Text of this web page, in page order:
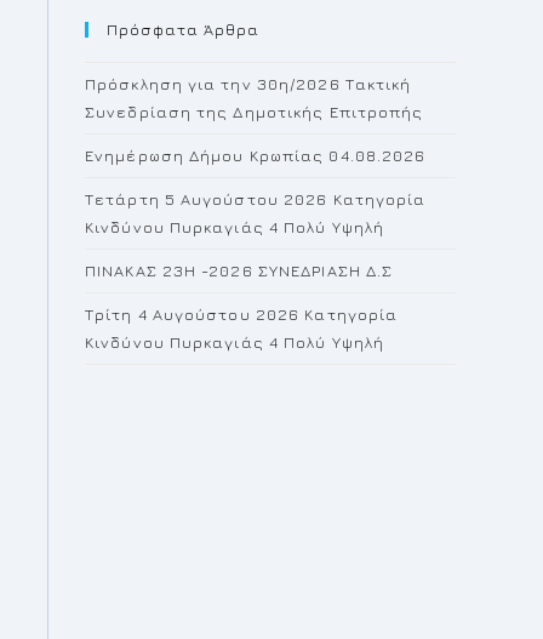
Πρόσφατα Άρθρα
Πρόσκληση για την 30η/2026 Τακτική
Συνεδρίαση της Δημοτικής Επιτροπής
Ενημέρωση Δήμου Κρωπίας 04.08.2026
Τετάρτη 5 Αυγούστου 2026 Κατηγορία
Κινδύνου Πυρκαγιάς 4 Πολύ Υψηλή
ΠΙΝΑΚΑΣ 23H -2026 ΣΥΝΕΔΡΙΑΣΗ Δ.Σ
Τρίτη 4 Αυγούστου 2026 Κατηγορία
Κινδύνου Πυρκαγιάς 4 Πολύ Υψηλή